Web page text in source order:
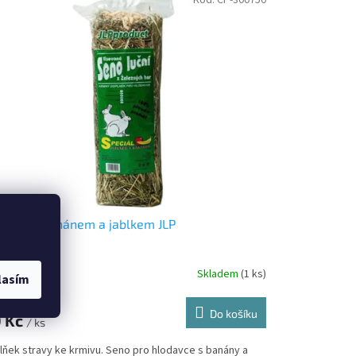
15l s banánem a jablkem JLP
Skladem (1 ks)
Kč/ ks
Do košíku
stravy ke krmivu. Seno pro hlodavce s banány a